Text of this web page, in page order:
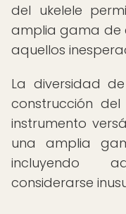
del ukelele
amplia gama de
aquellos
La diversidad
construcción
instrumento
una amplia
incluyendo
considerarse